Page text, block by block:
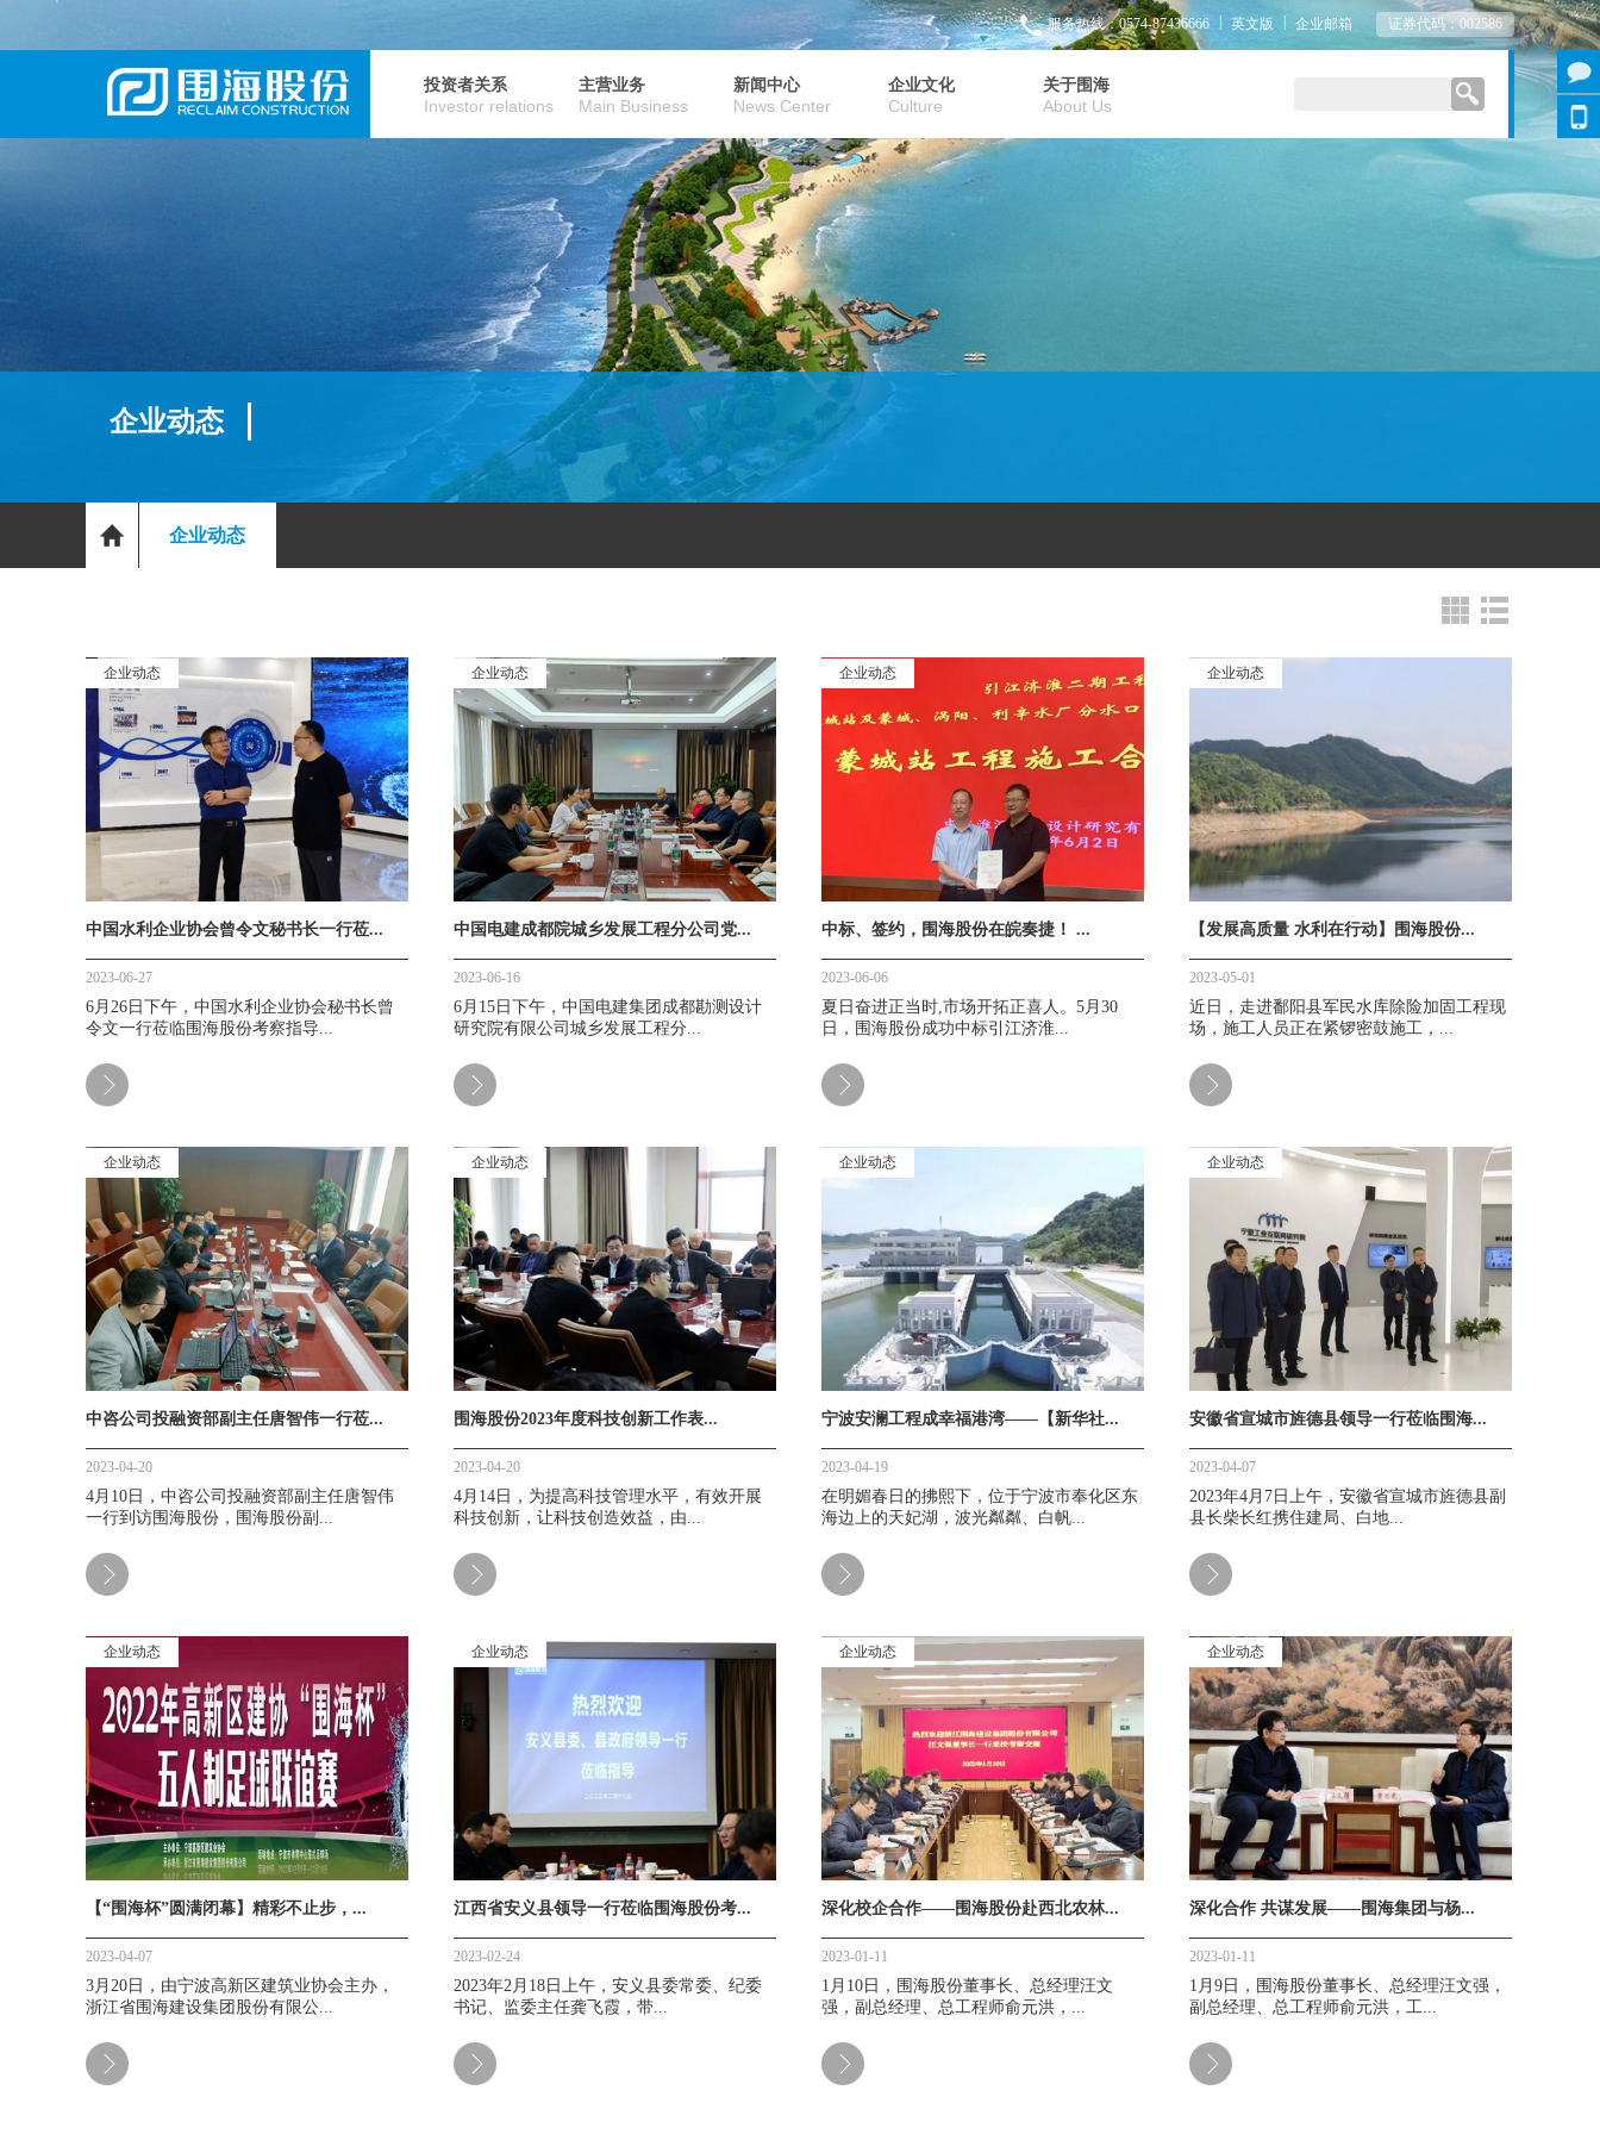
服务热线：0574-87436666 英文版 企业邮箱 证券代码：002586
投资者关系
Investor relations
主营业务
Main Business
新闻中心
News Center
企业文化
Culture
关于围海
About Us
企业动态
企业动态
企业动态
中国水利企业协会曾令文秘书长一行莅...
2023-06-27
6月26日下午，中国水利企业协会秘书长曾
令文一行莅临围海股份考察指导...
企业动态
中国电建成都院城乡发展工程分公司党...
2023-06-16
6月15日下午，中国电建集团成都勘测设计
研究院有限公司城乡发展工程分...
企业动态
中标、签约，围海股份在皖奏捷！ ...
2023-06-06
夏日奋进正当时,市场开拓正喜人。5月30
日，围海股份成功中标引江济淮...
企业动态
【发展高质量 水利在行动】围海股份...
2023-05-01
近日，走进鄱阳县军民水库除险加固工程现
场，施工人员正在紧锣密鼓施工，...
企业动态
中咨公司投融资部副主任唐智伟一行莅...
2023-04-20
4月10日，中咨公司投融资部副主任唐智伟
一行到访围海股份，围海股份副...
企业动态
围海股份2023年度科技创新工作表...
2023-04-20
4月14日，为提高科技管理水平，有效开展
科技创新，让科技创造效益，由...
企业动态
宁波安澜工程成幸福港湾——【新华社...
2023-04-19
在明媚春日的拂熙下，位于宁波市奉化区东
海边上的天妃湖，波光粼粼、白帆...
企业动态
安徽省宣城市旌德县领导一行莅临围海...
2023-04-07
2023年4月7日上午，安徽省宣城市旌德县副
县长柴长红携住建局、白地...
企业动态
【“围海杯”圆满闭幕】精彩不止步，...
2023-04-07
3月20日，由宁波高新区建筑业协会主办，
浙江省围海建设集团股份有限公...
企业动态
江西省安义县领导一行莅临围海股份考...
2023-02-24
2023年2月18日上午，安义县委常委、纪委
书记、监委主任龚飞霞，带...
企业动态
深化校企合作——围海股份赴西北农林...
2023-01-11
1月10日，围海股份董事长、总经理汪文
强，副总经理、总工程师俞元洪，...
企业动态
深化合作 共谋发展——围海集团与杨...
2023-01-11
1月9日，围海股份董事长、总经理汪文强，
副总经理、总工程师俞元洪，工...